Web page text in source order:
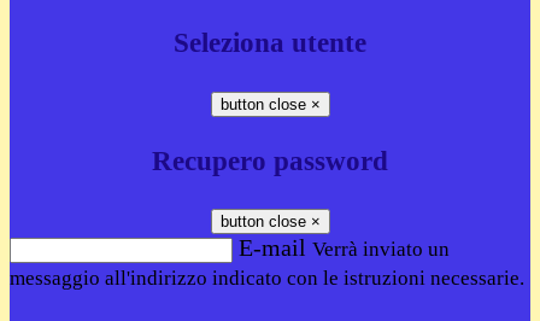
Seleziona utente
button close ×
Recupero password
button close ×
E-mail Verrà inviato un
messaggio all'indirizzo indicato con le istruzioni necessarie.